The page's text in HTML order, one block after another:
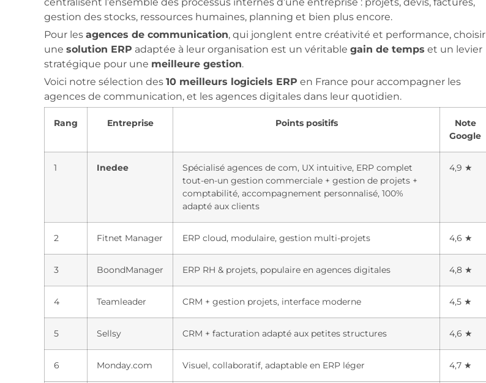
centralisent l’ensemble des processus internes d’une entreprise : projets, devis, factures,
gestion des stocks, ressources humaines, planning et bien plus encore.
Pour les agences de communication, qui jonglent entre créativité et performance, choisir
une solution ERP adaptée à leur organisation est un véritable gain de temps et un levier
stratégique pour une meilleure gestion.
Voici notre sélection des 10 meilleurs logiciels ERP en France pour accompagner les
agences de communication, et les agences digitales dans leur quotidien.
Rang Entreprise Points positifs
Note
Google
1 Inedee
Spécialisé agences de com, UX intuitive, ERP complet
tout-en-un gestion commerciale + gestion de projets +
comptabilité, accompagnement personnalisé, 100%
adapté aux clients
4,9 ★
2 Fitnet Manager ERP cloud, modulaire, gestion multi-projets 4,6 ★
3 BoondManager ERP RH & projets, populaire en agences digitales 4,8 ★
4 Teamleader CRM + gestion projets, interface moderne 4,5 ★
5 Sellsy CRM + facturation adapté aux petites structures 4,6 ★
6 Monday.com Visuel, collaboratif, adaptable en ERP léger 4,7 ★